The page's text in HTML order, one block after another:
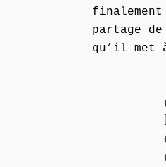
partage de
qu’il met